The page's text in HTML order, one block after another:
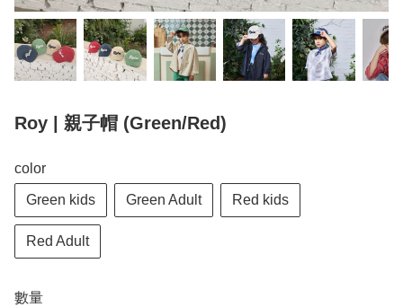
Roy | 親子帽 (Green/Red)
color
Green kids Green Adult Red kids
Red Adult
數量